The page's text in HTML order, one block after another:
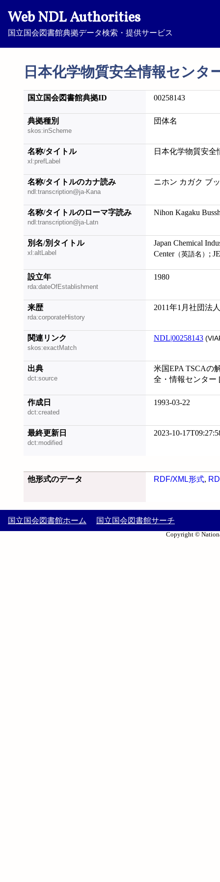
Web NDL Authorities
国立国会図書館典拠データ検索・提供サービス
日本化学物質安全情報センタ
国立国会図書館典拠ID 00258143
典拠種別
skos:inScheme
団体名
名称/タイトル
xl:prefLabel
日本化学物質安全
名称/タイトルのカナ読み
ndl:transcription@ja-Kana
ニホン カガク ブ
名称/タイトルのローマ字読み
ndl:transcription@ja-Latn
Nihon Kagaku
別名/別タイトル
xl:altLabel
Japan Chemical
Center（英語名） ;
設立年
rda:dateOfEstablishment
1980
来歴
rda:corporateHistory
2011年1月社団法
関連リンク
skos:exactMatch
NDL|00258143
出典
dct:source
米国EPA TSCAの
全・情報センター
作成日
dct:created
1993-03-22
最終更新日
dct:modified
2023-10-
他形式のデータ RDF/XML形式,
国立国会図書館ホーム 国立国会図書館サーチ
Copyright ©